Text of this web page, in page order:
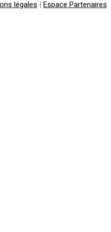
légales | Espace Partenaires